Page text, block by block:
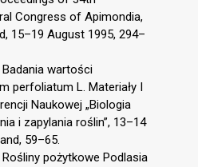
Congress of Apimondia,
15–19 August 1995, 294–
wartości
perfoliatum L. Materiały I
Naukowej „Biologia
i zapylania roślin”, 13–14
59–65.
pożytkowe Podlasia